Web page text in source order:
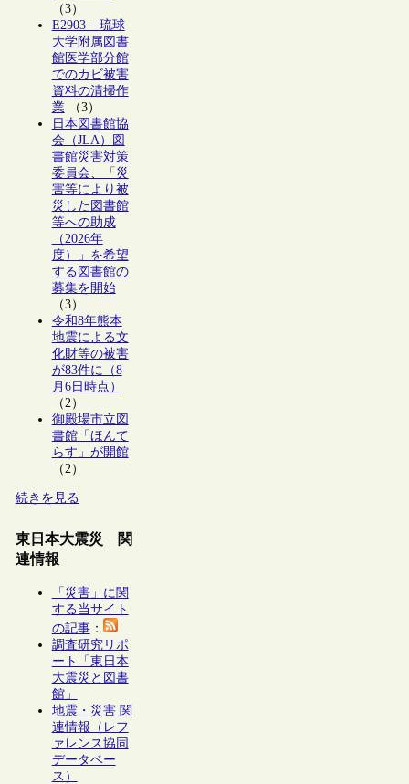
（3）
E2903 – 琉球
大学附属図書
館医学部分館
でのカビ被害
資料の清掃作
業（3）
日本図書館協
会（JLA）図
書館災害対策
委員会、「災
害等により被
災した図書館
等への助成
（2026年
度）」を希望
する図書館の
募集を開始
（3）
令和8年熊本
地震による文
化財等の被害
が83件に（8
月6日時点）
（2）
御殿場市立図
書館「ほんて
らす」が開館
（2）
続きを見る
東日本大震災 関
連情報
「災害」に関
する当サイト
の記事：
調査研究リポ
ート「東日本
大震災と図書
館」
地震・災害 関
連情報（レフ
ァレンス協同
データベー
ス）